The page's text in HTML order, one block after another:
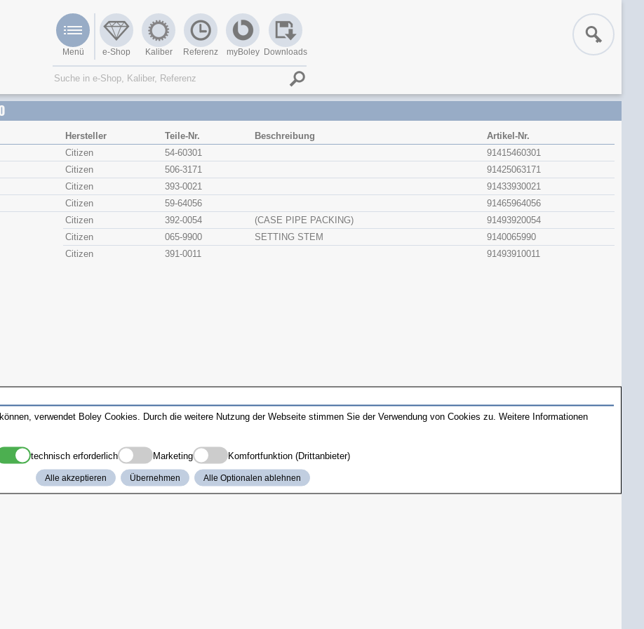
Menü e-Shop Kaliber Referenz myBoley Downloads
Hersteller Teile-Nr. Beschreibung
Artikel-Nr.
Citizen 54-60301
91415460301
Citizen 506-3171
91425063171
Citizen 393-0021
91433930021
Citizen 59-64056
91465964056
Citizen 392-0054 (CASE PIPE PACKING)
91493920054
Citizen
065-9900 SETTING STEM
9140065990
Citizen
391-0011 91493910011
verwendet Boley Cookies. Durch die weitere Nutzung der Webseite stimmen Sie der Verwendung von Cookies zu. Weitere Informationen
technisch erforderlich Marketing Komfortfunktion (Drittanbieter)
Alle akzeptieren Übernehmen Alle Optionalen ablehnen